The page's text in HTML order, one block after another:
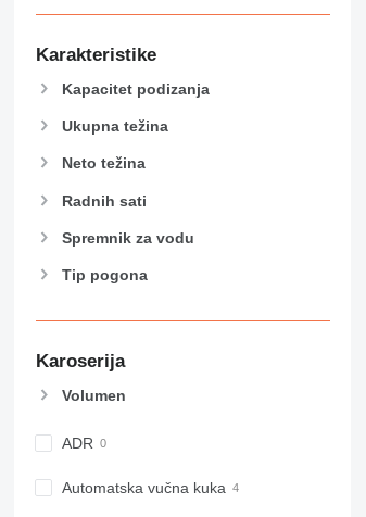
Karakteristike
Kapacitet podizanja
Ukupna težina
Neto težina
Radnih sati
Spremnik za vodu
Tip pogona
Karoserija
Volumen
ADR
Automatska vučna kuka